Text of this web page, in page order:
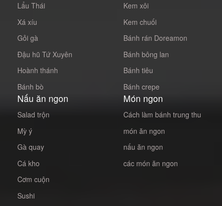
Lẩu Thái
Xá xíu
Gỏi gà
Đậu hũ Tứ Xuyên
Hoành thánh
Bánh bò
Kem xôi
Kem chuối
Bánh rán Doreamon
Bánh bông lan
Bánh tiêu
Bánh crepe
Nấu ăn ngon
Salad trộn
Mỳ ý
Gà quay
Cá kho
Cơm cuộn
Sushi
Món ngon
Cách làm bánh trung thu
món ăn ngon
nấu ăn ngon
các món ăn ngon